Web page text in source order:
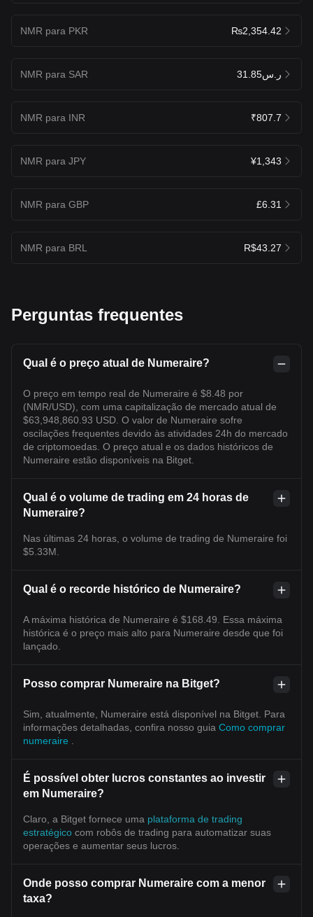
NMR para PKR ₨2,354.42
NMR para SAR ر.س31.85
NMR para INR ₹807.7
NMR para JPY ¥1,343
NMR para GBP £6.31
NMR para BRL R$43.27
Perguntas frequentes
Qual é o preço atual de Numeraire?
O preço em tempo real de Numeraire é $8.48 por
(NMR/USD), com uma capitalização de mercado atual de
$63,948,860.93 USD. O valor de Numeraire sofre
oscilações frequentes devido às atividades 24h do mercado
de criptomoedas. O preço atual e os dados históricos de
Numeraire estão disponíveis na Bitget.
Qual é o volume de trading em 24 horas de
Numeraire?
Nas últimas 24 horas, o volume de trading de Numeraire foi
$5.33M.
Qual é o recorde histórico de Numeraire?
A máxima histórica de Numeraire é $168.49. Essa máxima
histórica é o preço mais alto para Numeraire desde que foi
lançado.
Posso comprar Numeraire na Bitget?
Sim, atualmente, Numeraire está disponível na Bitget. Para
informações detalhadas, confira nosso guia Como comprar
numeraire
É possível obter lucros constantes ao investir
em Numeraire?
Claro, a Bitget fornece uma plataforma de trading
estratégico com robôs de trading para automatizar suas
operações e aumentar seus lucros.
Onde posso comprar Numeraire com a menor
taxa?